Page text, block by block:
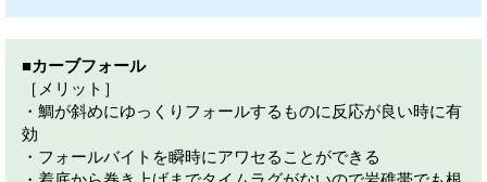
■カーブフォール
［メリット］
・鯛が斜めにゆっくりフォールするものに反応が良い時に有
効
・フォールバイトを瞬時にアワセることができる